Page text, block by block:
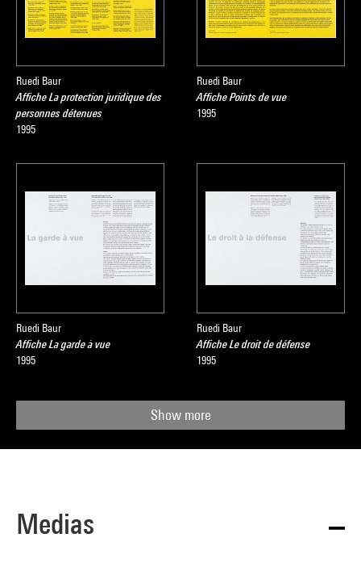
Ruedi Baur
Affiche La protection juridique des
personnes détenues
1995
Ruedi Baur
Affiche Points de vue
1995
Ruedi Baur
Affiche La garde à vue
1995
Ruedi Baur
Affiche Le droit de défense
1995
Show more
Medias